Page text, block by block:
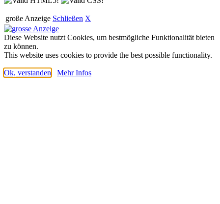
große Anzeige Schließen X
Diese Website nutzt Cookies, um bestmögliche Funktionalität bieten
zu können.
This website uses cookies to provide the best possible functionality.
Ok, verstanden Mehr Infos